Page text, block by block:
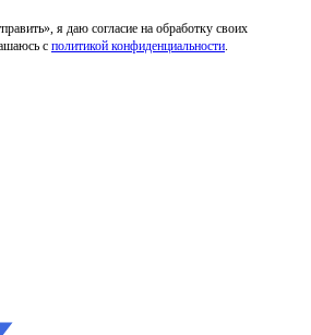
я даю согласие на обработку своих
с политикой конфиденциальности